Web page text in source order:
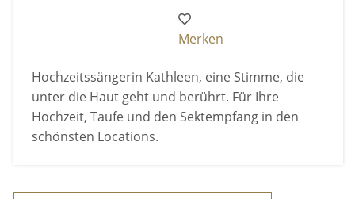
Merken
Hochzeitssängerin Kathleen, eine Stimme, die
unter die Haut geht und berührt. Für Ihre
Hochzeit, Taufe und den Sektempfang in den
schönsten Locations.